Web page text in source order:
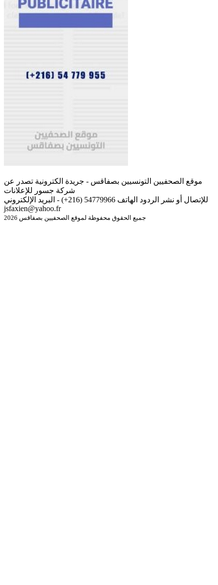
موقع الصحفيين التونسيين بصفاقس - جريدة الكترونية تصدر عن
شركة جسور للإعلانات
للإتصال أو نشر الردود الهاتف 54779966 (216+) - البريد الإلكتروني
jsfaxien@yahoo.fr
جميع الحقوق محفوظة لموقع الصحفيين بصفاقس 2026